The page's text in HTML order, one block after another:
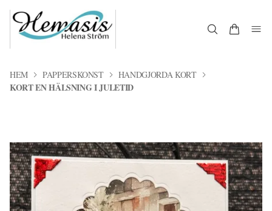
HEM PAPPERSKONST HANDGJORDA KORT
KORT EN HÄLSNING I JULETID